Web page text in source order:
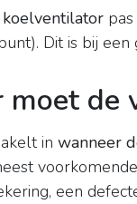
koelventilator
Dit is bij
moet de
in wanneer
een